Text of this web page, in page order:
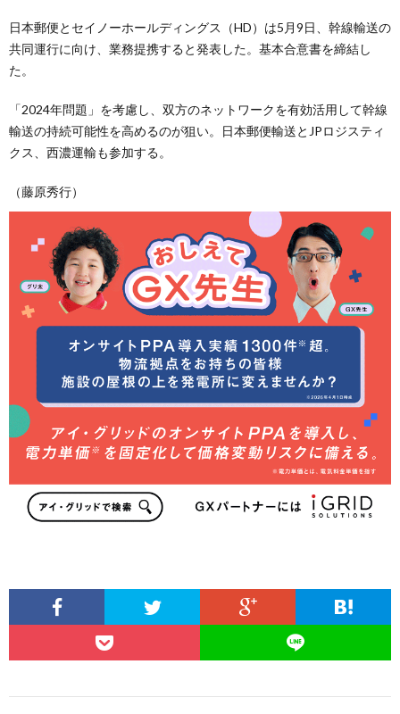
日本郵便とセイノーホールディングス（HD）は5月9日、幹線輸送の
共同運行に向け、業務提携すると発表した。基本合意書を締結し
た。
「2024年問題」を考慮し、双方のネットワークを有効活用して幹線
輸送の持続可能性を高めるのが狙い。日本郵便輸送とJPロジスティ
クス、西濃運輸も参加する。
（藤原秀行）